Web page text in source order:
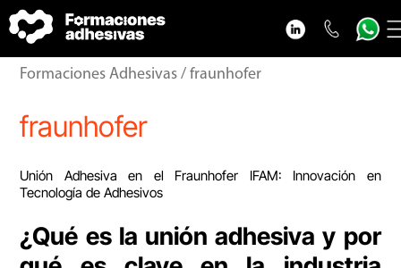
Cursos adhesivos
VideoPodcast adhesivos
Nosotros
Contacto
Formaciones Adhesivas / fraunhofer
fraunhofer
Unión Adhesiva en el Fraunhofer IFAM: Innovación en
Tecnología de Adhesivos
¿Qué es la unión adhesiva y por